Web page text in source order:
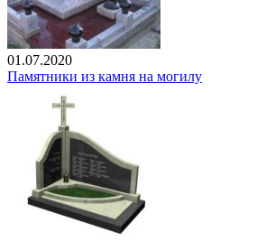
01.07.2020
Памятники из камня на могилу